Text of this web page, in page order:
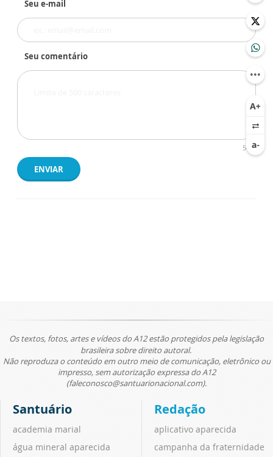
Seu e-mail
Seu comentário
500
ENVIAR
Os textos, fotos, artes e vídeos do A12 estão protegidos pela legislação
brasileira sobre direito autoral.
Não reproduza o conteúdo em outro meio de comunicação, eletrônico ou
impresso, sem autorização expressa do A12
(faleconosco@santuarionacional.com).
Santuário
academia marial
água mineral aparecida
Redação
aplicativo aparecida
campanha da fraternidade